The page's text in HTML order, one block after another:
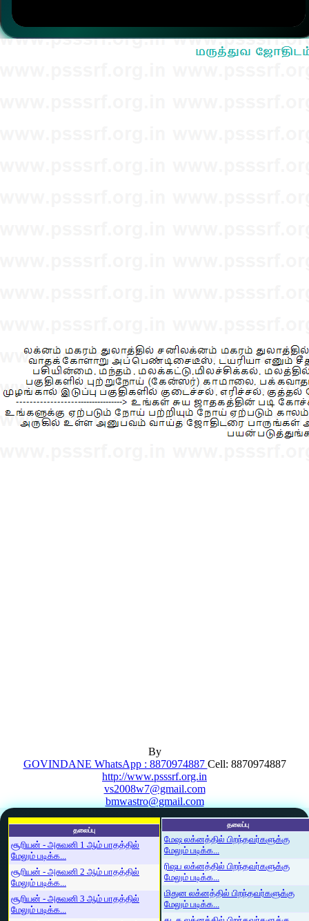
By
GOVINDANE WhatsApp : 8870974887 Cell: 8870974887
http://www.psssrf.org.in
vs2008w7@gmail.com
bmwastro@gmail.com
தலைப்பு
சூரியன் - அசுவனி 1 ஆம் பாதத்தில்
மேலும் படிக்க...
சூரியன் - அசுவனி 2 ஆம் பாதத்தில்
மேலும் படிக்க...
சூரியன் - அசுவனி 3 ஆம் பாதத்தில்
மேலும் படிக்க...
தலைப்பு
மேஷ லக்னத்தில் பிறந்தவர்களுக்கு
மேலும் படிக்க...
ரிஷப லக்னத்தில் பிறந்தவர்களுக்கு
மேலும் படிக்க...
மிதுன லக்னத்தில் பிறந்தவர்களுக்கு
மேலும் படிக்க...